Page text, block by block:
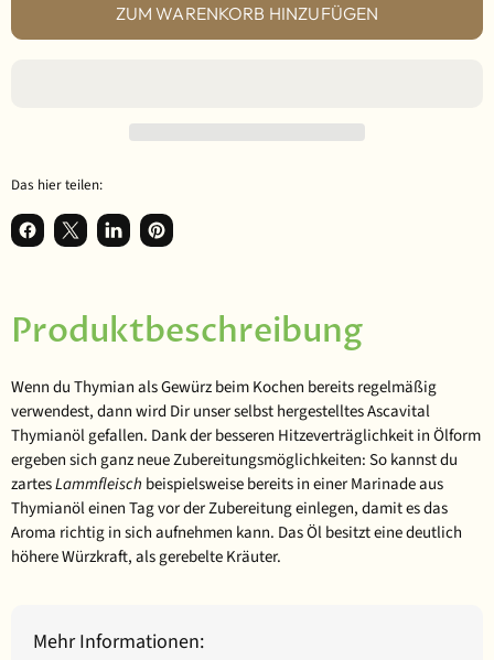
ZUM WARENKORB HINZUFÜGEN
Das hier teilen:
Auf Facebook teilen
Teilen auf XAuf LinkedIn teilen
Auf Pinterest anpinnen
Produktbeschreibung
Wenn du Thymian als Gewürz beim Kochen bereits regelmäßig
verwendest, dann wird Dir unser selbst hergestelltes Ascavital
Thymianöl gefallen. Dank der besseren Hitzeverträglichkeit in Ölform
ergeben sich ganz neue Zubereitungsmöglichkeiten: So kannst du
zartesLammfleisch beispielsweise bereits in einerMarinadeaus
Thymianöleinen Tag vor der Zubereitung einlegen, damit es das
Aroma richtig in sich aufnehmen kann. Das Öl besitzt eine deutlich
höhere Würzkraft, als gerebelte Kräuter.
Mehr Informationen: